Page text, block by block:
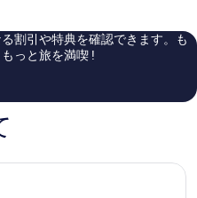
コ
ミ
ミ
割引や特典を確認できます。も
っと旅を満喫 !